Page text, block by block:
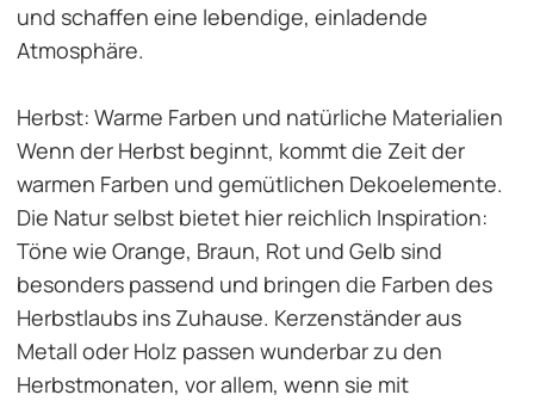
und schaffen eine lebendige, einladende
Atmosphäre.
Herbst: Warme Farben und natürliche Materialien
Wenn der Herbst beginnt, kommt die Zeit der
warmen Farben und gemütlichen Dekoelemente.
Die Natur selbst bietet hier reichlich Inspiration:
Töne wie Orange, Braun, Rot und Gelb sind
besonders passend und bringen die Farben des
Herbstlaubs ins Zuhause. Kerzenständer aus
Metall oder Holz passen wunderbar zu den
Herbstmonaten, vor allem, wenn sie mit